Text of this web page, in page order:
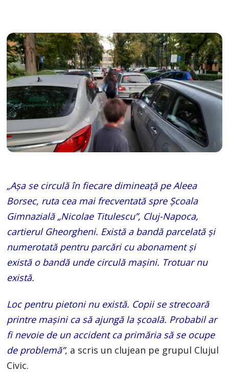
„Așa se circulă în fiecare dimineață pe Aleea
Borsec, ruta cea mai frecventată spre Școala
Gimnazială „Nicolae Titulescu”, Cluj-Napoca,
cartierul Gheorgheni. Există a bandă parcelată și
numerotată pentru parcări cu abonament și
există o bandă unde circulă mașini. Trotuar nu
există.
Loc pentru pietoni nu există. Copii se strecoară
printre mașini ca să ajungă la școală. Probabil ar
fi nevoie de un accident ca primăria să se ocupe
de problemă”, a scris un clujean pe grupul Clujul
Civic.